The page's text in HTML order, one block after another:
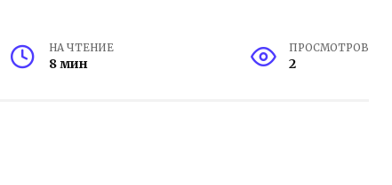
НА ЧТЕНИЕ
8 мин
ПРОСМОТРОВ
2